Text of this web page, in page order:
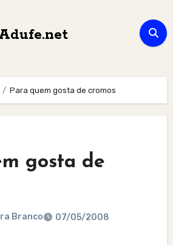
Para quem gosta de cromos
gosta de
Branco 07/05/2008